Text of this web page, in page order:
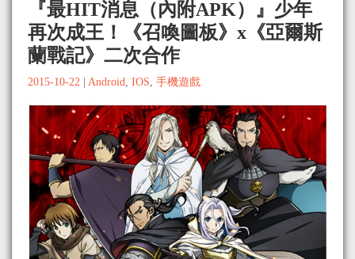
『最HIT消息（內附APK）』少年
再次成王！《召喚圖板》x《亞爾斯
蘭戰記》二次合作
2015-10-22 Android IOS 手機遊戲